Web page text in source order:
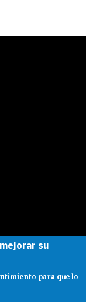
su
para que lo